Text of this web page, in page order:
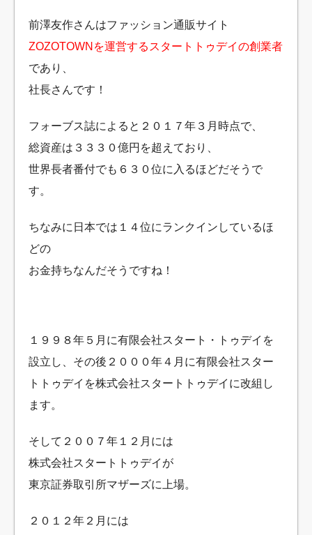
前澤友作さんはファッション通販サイト
ZOZOTOWNを運営するスタートトゥデイの創業者
であり、
社長さんです！
フォーブス誌によると２０１７年３月時点で、
総資産は３３３０億円を超えており、
世界長者番付でも６３０位に入るほどだそうで
す。
ちなみに日本では１４位にランクインしているほ
どの
お金持ちなんだそうですね！
１９９８年５月に有限会社スタート・トゥデイを
設立し、 その後２０００年４月に有限会社スター
トトゥデイを株式会社スタートトゥデイに改組し
ます。
そして２００７年１２月には
株式会社スタートトゥデイが
東京証券取引所マザーズに上場。
２０１２年２月には